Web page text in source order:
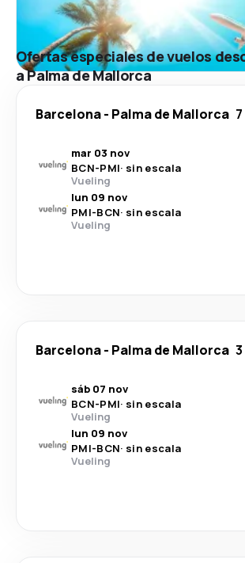
Ofertas especiales de vuelos
a Palma de Mallorca
Barcelona- Palma de Mallorca
mar 03 nov
BCN-PMI· sin escala
Vueling
lun 09 nov
PMI-BCN· sin escala
Vueling
Barcelona- Palma de Mallorca
sáb 07 nov
BCN-PMI· sin escala
Vueling
lun 09 nov
PMI-BCN· sin escala
Vueling